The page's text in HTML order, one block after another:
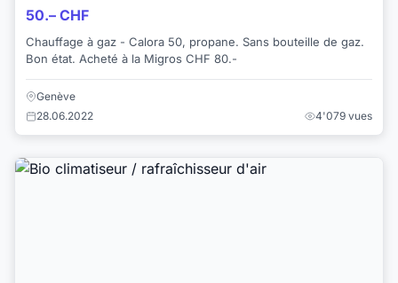
50.– CHF
Chauffage à gaz - Calora 50, propane. Sans bouteille de gaz.
Bon état. Acheté à la Migros CHF 80.-
Genève
28.06.2022
4'079 vues